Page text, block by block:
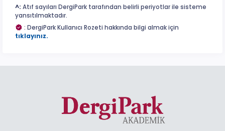
^: Atıf sayıları DergiPark tarafından belirli periyotlar ile sisteme
yansıtılmaktadır.
: DergiPark Kullanıcı Rozeti hakkında bilgi almak için
tıklayınız.